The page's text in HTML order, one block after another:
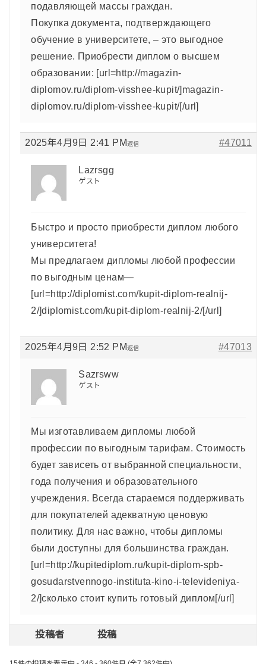
подавляющей массы граждан.
Покупка документа, подтверждающего
обучение в университете, – это выгодное
решение. Приобрести диплом о высшем
образовании: [url=http://magazin-
diplomov.ru/diplom-visshee-kupit/]magazin-
diplomov.ru/diplom-visshee-kupit/[/url]
2025年4月9日 2:41 PM #47011
返信
Lazrsgg
ゲスト
Быстро и просто приобрести диплом любого
университета!
Мы предлагаем дипломы любой профессии
по выгодным ценам—
[url=http://diplomist.com/kupit-diplom-realnij-
2/]diplomist.com/kupit-diplom-realnij-2/[/url]
2025年4月9日 2:52 PM #47013
返信
Sazrsww
ゲスト
Мы изготавливаем дипломы любой
профессии по выгодным тарифам. Стоимость
будет зависеть от выбранной специальности,
года получения и образовательного
учреждения. Всегда стараемся поддерживать
для покупателей адекватную ценовую
политику. Для нас важно, чтобы дипломы
были доступны для большинства граждан.
[url=http://kupitediplom.ru/kupit-diplom-spb-
gosudarstvennogo-instituta-kino-i-televideniya-
2/]сколько стоит купить готовый диплом[/url]
投稿者 投稿